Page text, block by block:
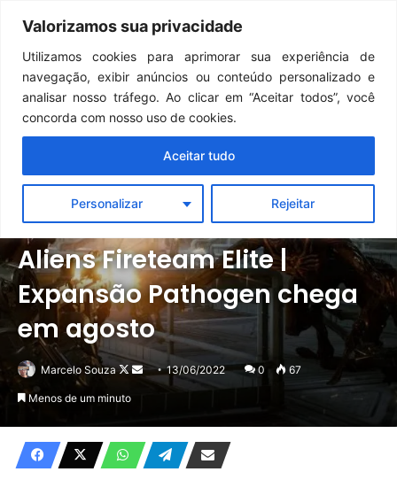
Valorizamos sua privacidade
Utilizamos cookies para aprimorar sua experiência de
navegação, exibir anúncios ou conteúdo personalizado e
analisar nosso tráfego. Ao clicar em “Aceitar todos”, você
concorda com nosso uso de cookies.
Personalizar Rejeitar
Aceitar tudo
Menu
Notícias PC PlayStation Xbox
Aliens Fireteam Elite |
Expansão Pathogen chega
em agosto
Marcelo Souza
Follow
Mande13/06/2022 0 67
Menos de um minuto